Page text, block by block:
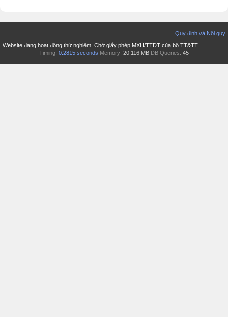
Quy định và Nội quy
Website đang hoạt động thử nghiệm. Chờ giấy phép MXH/TTDT của bộ TT&TT.
Timing: 0.2815 seconds Memory: 20.116 MB DB Queries: 45